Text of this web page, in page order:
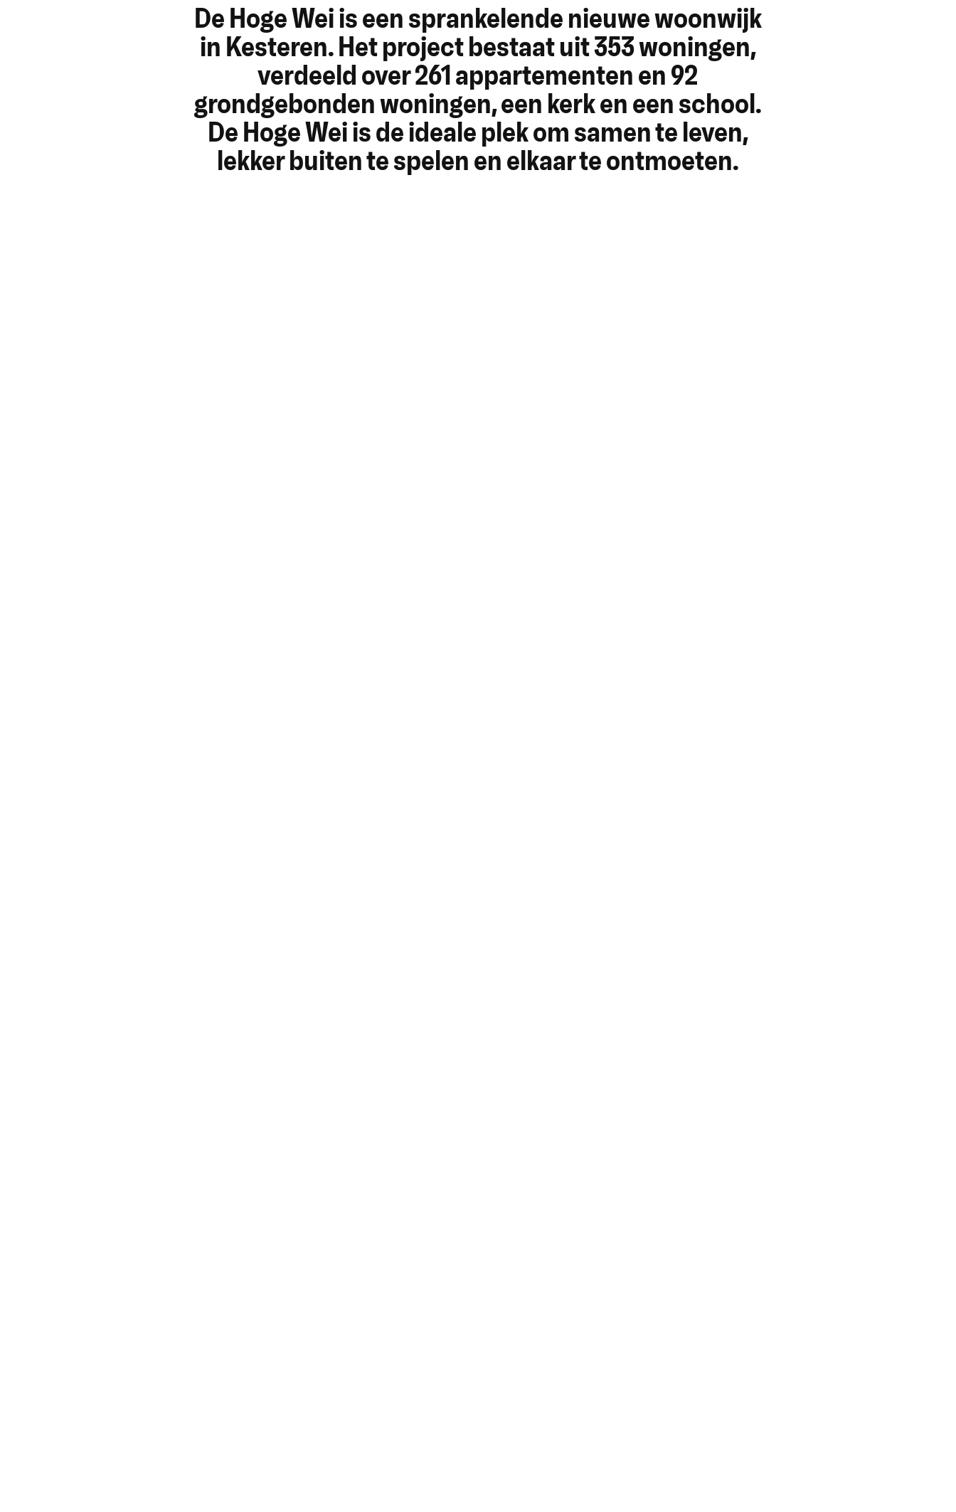
De Hoge Wei is een sprankelende nieuwe woonwijk
in Kesteren. Het project bestaat uit 353 woningen,
verdeeld over 261 appartementen en 92
grondgebonden woningen, een kerk en een school.
De Hoge Wei is de ideale plek om samen te leven,
lekker buiten te spelen en elkaar te ontmoeten.